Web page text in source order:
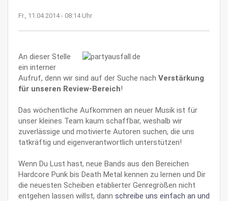
Fr., 11.04.2014 - 08:14 Uhr
An dieser Stelle
ein interner
Aufruf, denn wir sind auf der Suche nach Verstärkung
für unseren Review-Bereich!
Das wöchentliche Aufkommen an neuer Musik ist für
unser kleines Team kaum schaffbar, weshalb wir
zuverlässige und motivierte Autoren suchen, die uns
tatkräftig und eigenverantwortlich unterstützen!
Wenn Du Lust hast, neue Bands aus den Bereichen
Hardcore Punk bis Death Metal kennen zu lernen und Dir
die neuesten Scheiben etablierter Genregrößen nicht
entgehen lassen willst, dann schreibe uns einfach an und